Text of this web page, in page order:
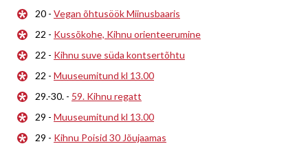
20 - Vegan õhtusöök Miinusbaaris
22 - Kussõkohe, Kihnu orienteerumine
22 - Kihnu suve süda kontsertõhtu
22 - Muuseumitund kl 13.00
29.-30. - 59. Kihnu regatt
29 - Muuseumitund kl 13.00
29 - Kihnu Poisid 30 Jõujaamas